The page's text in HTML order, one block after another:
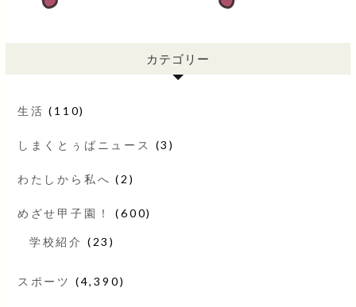
カテゴリー
生活 (110)
しまくとぅばニュース (3)
わたしから私へ (2)
めざせ甲子園！ (600)
学校紹介 (23)
スポーツ (4,390)